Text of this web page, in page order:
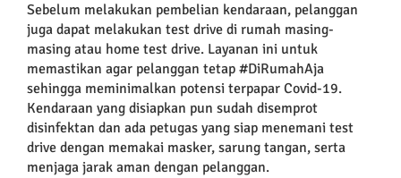
Sebelum melakukan pembelian kendaraan, pelanggan
juga dapat melakukan test drive di rumah masing-
masing atau home test drive. Layanan ini untuk
memastikan agar pelanggan tetap #DiRumahAja
sehingga meminimalkan potensi terpapar Covid-19.
Kendaraan yang disiapkan pun sudah disemprot
disinfektan dan ada petugas yang siap menemani test
drive dengan memakai masker, sarung tangan, serta
menjaga jarak aman dengan pelanggan.